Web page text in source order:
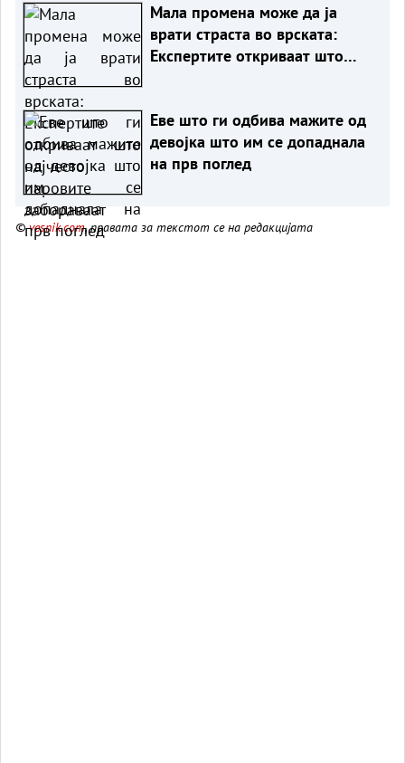
Мала промена може да ја
врати страста во врската:
Експертите откриваат што
Еве што ги одбива мажите од
девојка што им се допаднала
на прв поглед
©vesnik.com, правата за текстот се на редакцијата